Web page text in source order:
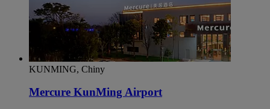
KUNMING, Chiny
Mercure KunMing Airport